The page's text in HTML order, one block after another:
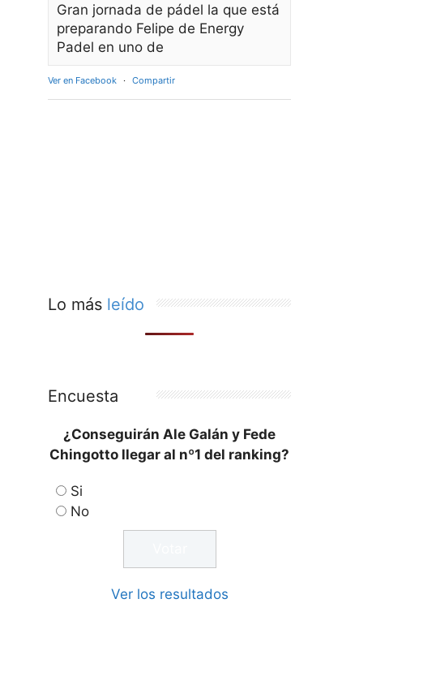
Gran jornada de pádel la que está
preparando Felipe de Energy
Padel en uno de
Ver en Facebook · Compartir
Lo más leído
Encuesta
¿Conseguirán Ale Galán y Fede
Chingotto llegar al nº1 del ranking?
Si
No
Ver los resultados